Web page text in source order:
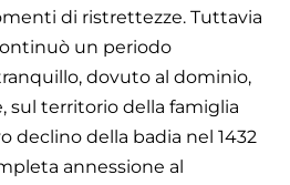
di ristrettezze. Tuttavia
un periodo
dovuto al dominio,
sul territorio della famiglia
declino della badia nel 1432
annessione al